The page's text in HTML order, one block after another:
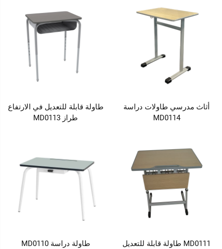
أثاث مدرسي طاولات دراسة
MD0114
طاولة قابلة للتعديل في الارتفاع
طراز MD0113
MD0111 طاولة قابلة للتعديل
طاولة دراسة MD0110